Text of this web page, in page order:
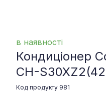
в наявності
Кондиціонер
CH-S30XZ2
Код продукту 981